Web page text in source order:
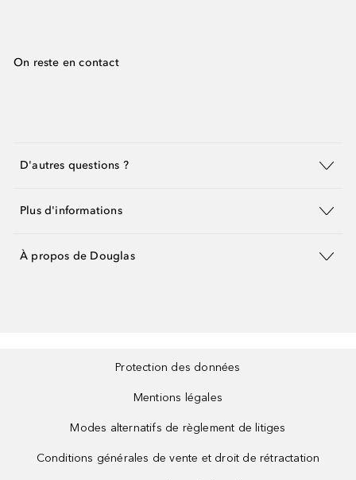
On reste en contact
D'autres questions ?
Plus d'informations
À propos de Douglas
Protection des données
Mentions légales
Modes alternatifs de règlement de litiges
Conditions générales de vente et droit de rétractation